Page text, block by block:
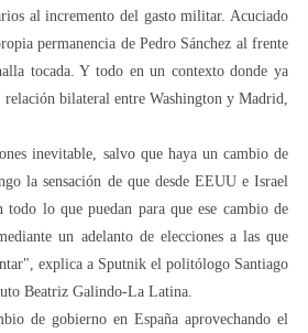
al incremento del gasto militar. Acuciado
permanencia de Pedro Sánchez al frente
tocada. Y todo en un contexto donde ya
bilateral entre Washington y Madrid,
inevitable, salvo que haya un cambio de
la sensación de que desde EEUU e Israel
lo que puedan para que ese cambio de
un adelanto de elecciones a las que
explica a Sputnik el politólogo Santiago
Beatriz Galindo-La Latina.
de gobierno en España aprovechando el